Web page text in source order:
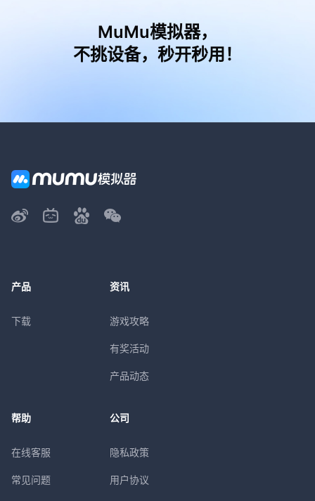
MuMu模拟器，
不挑设备，秒开秒用！
产品
下载
资讯
游戏攻略
有奖活动
产品动态
帮助
在线客服
常见问题
公司
隐私政策
用户协议